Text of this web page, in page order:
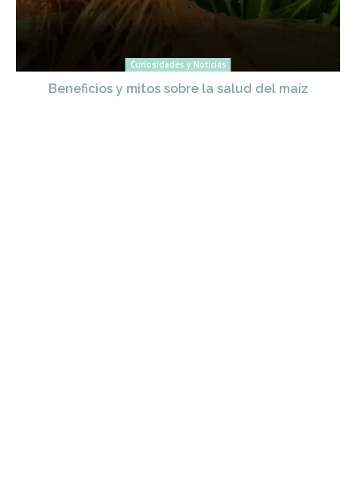
Curiosidades y Noticias
Beneficios y mitos sobre la salud del maíz